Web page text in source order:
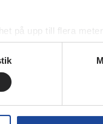
på upp till flera meter
(fingeravtryck)
i